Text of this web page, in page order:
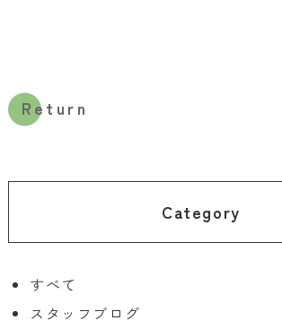
Category
すべて
スタッフブログ
Return